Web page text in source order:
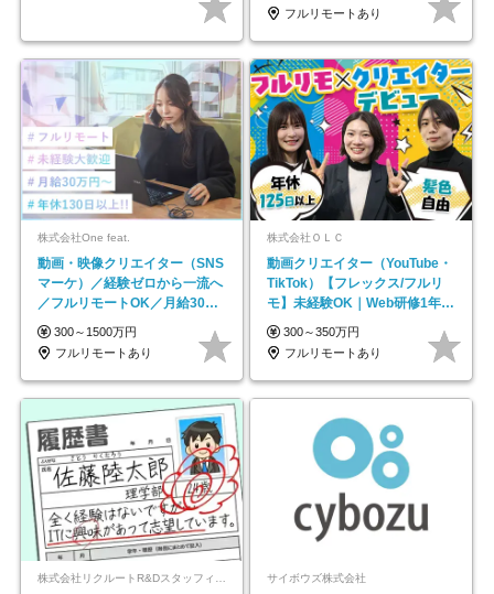
フルリモートあり
株式会社One feat.
動画・映像クリエイター（SNS
マーケ）／経験ゼロから一流へ
／フルリモートOK／月給30万
円～／年休130日以上
300～1500万円
フルリモートあり
株式会社ＯＬＣ
動画クリエイター（YouTube・
TikTok）【フレックス/フルリ
モ】未経験OK｜Web研修1年間
｜副業OK
300～350万円
フルリモートあり
サイボウズ株式会社